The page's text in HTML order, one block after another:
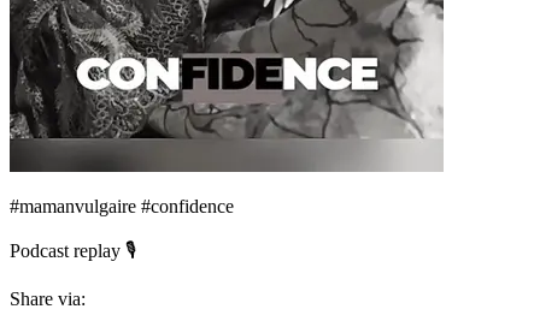
#mamanvulgaire #confidence
Podcast replay 🎙️
Share via: